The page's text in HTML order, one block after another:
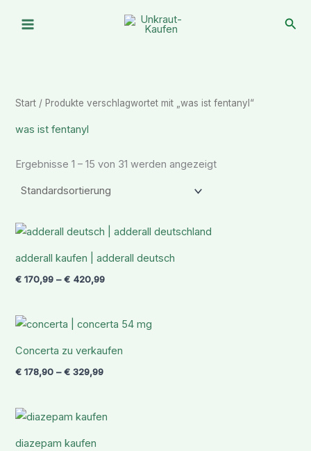
Inhalt
Start / Produkte verschlagwortet mit „was ist fentanyl“
was ist fentanyl
Ergebnisse 1 – 15 von 31 werden angezeigt
adderall kaufen | adderall deutsch
€ 170,99 –€ 420,99
Preisspanne:
€ 170,99
€ 420,99
Concerta zu verkaufen
€ 178,90 –€ 329,99
Preisspanne:
€ 329,99
diazepam kaufen
Preisspanne: